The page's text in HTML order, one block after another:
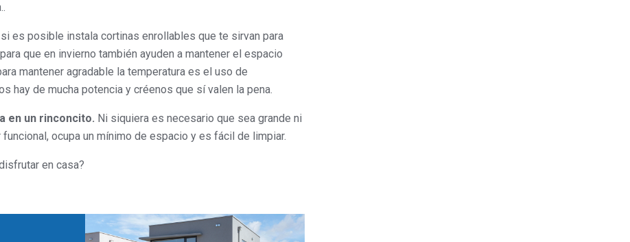
es posible instala cortinas enrollables que te sirvan para
que en invierno también ayuden a mantener el espacio
mantener agradable la temperatura es el uso de
hay de mucha potencia y créenos que sí valen la pena.
en un rinconcito. Ni siquiera es necesario que sea grande ni
ocupa un mínimo de espacio y es fácil de limpiar.
en casa?